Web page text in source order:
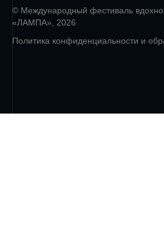
© Международный фестиваль
«ЛАМПА», 2026
Политика конфиденциальности и